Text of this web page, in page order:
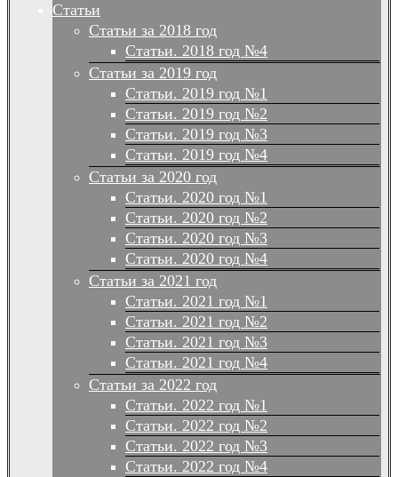
Статьи
Статьи за 2018 год
Статьи. 2018 год №4
Статьи за 2019 год
Статьи. 2019 год №1
Статьи. 2019 год №2
Статьи. 2019 год №3
Статьи. 2019 год №4
Статьи за 2020 год
Статьи. 2020 год №1
Статьи. 2020 год №2
Статьи. 2020 год №3
Статьи. 2020 год №4
Статьи за 2021 год
Статьи. 2021 год №1
Статьи. 2021 год №2
Статьи. 2021 год №3
Статьи. 2021 год №4
Статьи за 2022 год
Статьи. 2022 год №1
Статьи. 2022 год №2
Статьи. 2022 год №3
Статьи. 2022 год №4